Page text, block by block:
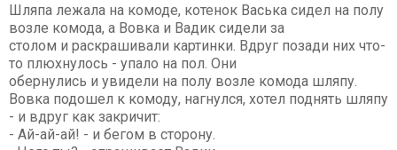
Шляпа лежала на комоде, котенок Васька сидел на полу
возле комода, а Вовка и Вадик сидели за
столом и раскрашивали картинки. Вдруг позади них что-
то плюхнулось - упало на пол. Они
обернулись и увидели на полу возле комода шляпу.
Вовка подошел к комоду, нагнулся, хотел поднять шляпу
- и вдруг как закричит:
- Ай-ай-ай! - и бегом в сторону.